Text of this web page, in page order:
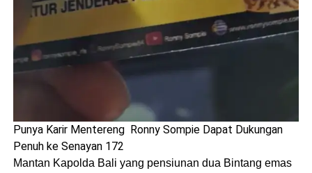
Punya Karir Mentereng Ronny Sompie Dapat Dukungan
Penuh ke Senayan 172
Mantan Kapolda Bali yang pensiunan dua Bintang emas